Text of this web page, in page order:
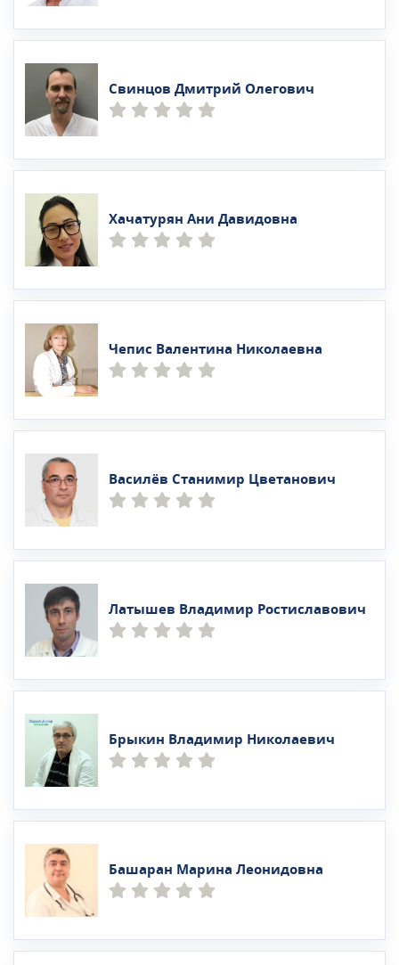
Свинцов Дмитрий Олегович
Хачатурян Ани Давидовна
Чепис Валентина Николаевна
Василёв Станимир Цветанович
Латышев Владимир Ростиславович
Брыкин Владимир Николаевич
Башаран Марина Леонидовна